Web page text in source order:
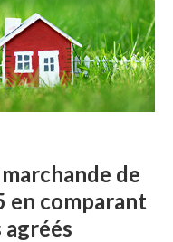
de
en comparant